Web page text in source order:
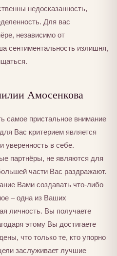
недосказанность,
Для вас
независимо от
сентиментальность излишня,
Амосенкова
самое пристальное внимание
Вас критерием является
уверенность в себе.
партнёры, не являются для
части Вас раздражают.
Вами создавать что-либо
– одна из Ваших
личность. Вы получаете
этому Вы достигаете
что только те, кто упорно
заслуживает лучшие